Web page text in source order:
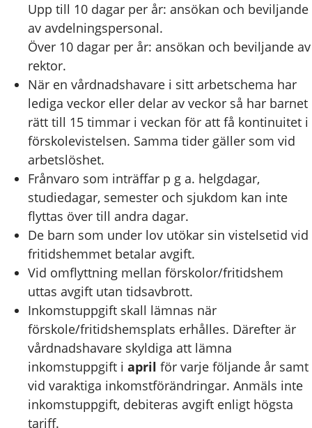
Upp till 10 dagar per år: ansökan och beviljande
av avdelningspersonal.
Över 10 dagar per år: ansökan och beviljande av
rektor.
När en vårdnadshavare i sitt arbetschema har
lediga veckor eller delar av veckor så har barnet
rätt till 15 timmar i veckan för att få kontinuitet i
förskolevistelsen. Samma tider gäller som vid
arbetslöshet.
Frånvaro som inträffar p g a. helgdagar,
studiedagar, semester och sjukdom kan inte
flyttas över till andra dagar.
De barn som under lov utökar sin vistelsetid vid
fritidshemmet betalar avgift.
Vid omflyttning mellan förskolor/fritidshem
uttas avgift utan tidsavbrott.
Inkomstuppgift skall lämnas när
förskole/fritidshemsplats erhålles. Därefter är
vårdnadshavare skyldiga att lämna
inkomstuppgift i april för varje följande år samt
vid varaktiga inkomstförändringar. Anmäls inte
inkomstuppgift, debiteras avgift enligt högsta
tariff.